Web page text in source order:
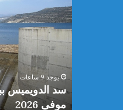
الدويميس
ببنزرت
يدخل
حيز
الاستغلال
قبل
موفى
2026
يوجد 9 ساعات
سد الدويميس
موفى 2026